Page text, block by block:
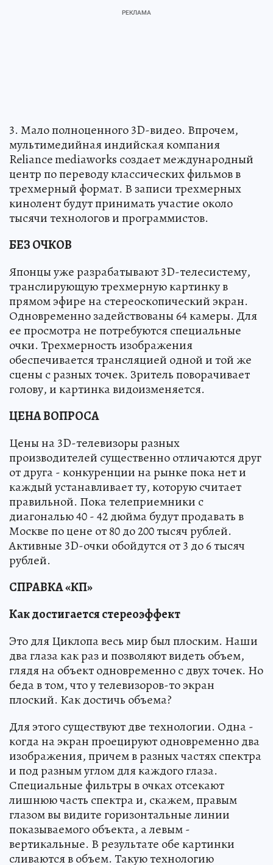
3. Мало полноценного 3D-видео. Впрочем,
мультимедийная индийская компания
Reliance mediaworks создает международный
центр по переводу классических фильмов в
трехмерный формат. В записи трехмерных
кинолент будут принимать участие около
тысячи технологов и программистов.
БЕЗ ОЧКОВ
Японцы уже разрабатывают 3D-телесистему,
транслирующую трехмерную картинку в
прямом эфире на стереоскопический экран.
Одновременно задействованы 64 камеры. Для
ее просмотра не потребуются специальные
очки. Трехмерность изображения
обеспечивается трансляцией одной и той же
сцены с разных точек. Зритель поворачивает
голову, и картинка видоизменяется.
ЦЕНА ВОПРОСА
Цены на 3D-телевизоры разных
производителей существенно отличаются друг
от друга - конкуренции на рынке пока нет и
каждый устанавливает ту, которую считает
правильной. Пока телеприемники c
диагональю 40 - 42 дюйма будут продавать в
Москве по цене от 80 до 200 тысяч рублей.
Активные 3D-очки обойдутся от 3 до 6 тысяч
рублей.
СПРАВКА «КП»
Как достигается стереоэффект
Это для Циклопа весь мир был плоским. Наши
два глаза как раз и позволяют видеть объем,
глядя на объект одновременно с двух точек. Но
беда в том, что у телевизоров-то экран
плоский. Как достичь объема?
Для этого существуют две технологии. Одна -
когда на экран проецируют одновременно два
изображения, причем в разных частях спектра
и под разным углом для каждого глаза.
Специальные фильтры в очках отсекают
лишнюю часть спектра и, скажем, правым
глазом вы видите горизонтальные линии
показываемого объекта, а левым -
вертикальные. В результате обе картинки
сливаются в объем. Такую технологию